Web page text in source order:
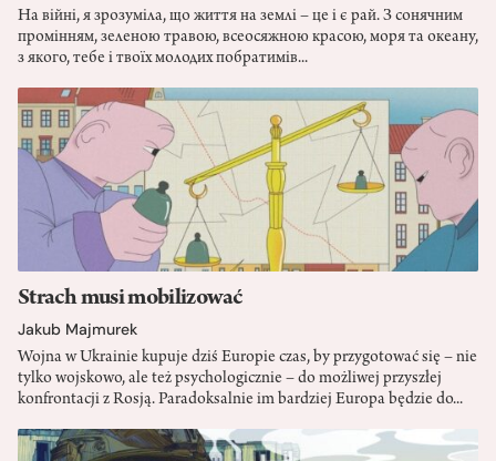
На війні, я зрозуміла, що життя на землі – це і є рай. З сонячним
промінням, зеленою травою, всеосяжною красою, моря та океану,
з якого, тебе і твоїх молодих побратимів...
Strach musi mobilizować
Jakub Majmurek
Wojna w Ukrainie kupuje dziś Europie czas, by przygotować się – nie
tylko wojskowo, ale też psychologicznie – do możliwej przyszłej
konfrontacji z Rosją. Paradoksalnie im bardziej Europa będzie do...